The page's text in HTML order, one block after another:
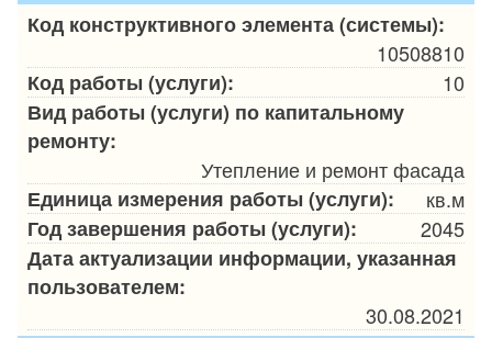
Код конструктивного элемента (системы):
10508810
Код работы (услуги):
10
Вид работы (услуги) по капитальному
ремонту:
Утепление и ремонт фасада
Единица измерения работы (услуги):
кв.м
Год завершения работы (услуги):
2045
Дата актуализации информации, указанная
пользователем:
30.08.2021